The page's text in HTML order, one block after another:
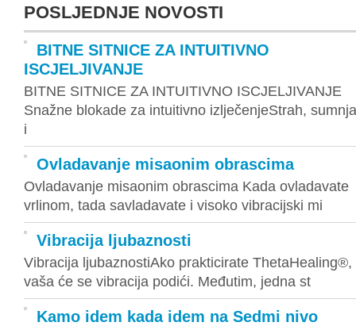
POSLJEDNJE NOVOSTI
BITNE SITNICE ZA INTUITIVNO
ISCJELJIVANJE
BITNE SITNICE ZA INTUITIVNO ISCJELJIVANJE
Snažne blokade za intuitivno izlječenjeStrah, sumnja
i
Ovladavanje misaonim obrascima
Ovladavanje misaonim obrascima Kada ovladavate
vrlinom, tada savladavate i visoko vibracijski mi
Vibracija ljubaznosti
Vibracija ljubaznostiAko prakticirate ThetaHealing®,
vaša će se vibracija podići. Međutim, jedna st
Kamo idem kada idem na Sedmi nivo